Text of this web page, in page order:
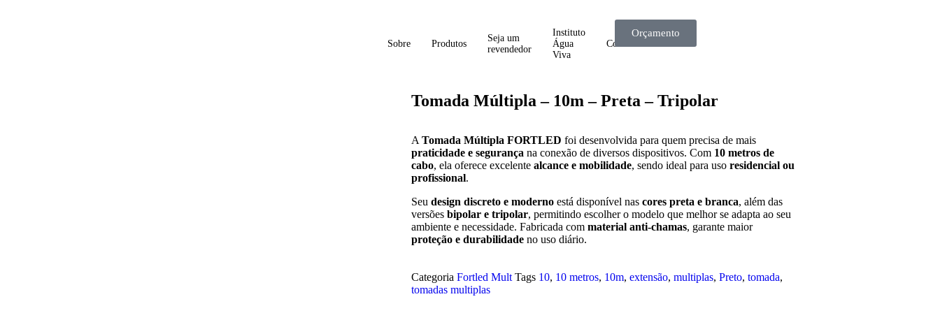
Sobre Produtos
Seja um
revendedor
Instituto
Água
Viva
Contato
Orçamento
Tomada Múltipla – 10m – Preta – Tripolar
A Tomada Múltipla FORTLED foi desenvolvida para quem precisa de mais
praticidade e segurança na conexão de diversos dispositivos. Com 10 metros de
cabo, ela oferece excelente alcance e mobilidade, sendo ideal para uso residencial ou
profissional.
Seu design discreto e moderno está disponível nas cores preta e branca, além das
versões bipolar e tripolar, permitindo escolher o modelo que melhor se adapta ao seu
ambiente e necessidade. Fabricada com material anti-chamas, garante maior
proteção e durabilidade no uso diário.
Categoria Fortled Mult Tags 10, 10 metros, 10m, extensão, multiplas, Preto, tomada,
tomadas multiplas